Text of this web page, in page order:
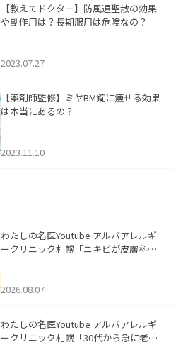
【教えてドクター】防風通聖散の効果
や副作用は？長期服用は危険なの？
2023.07.27
【薬剤師監修】ミヤBM錠に痩せる効果
は本当にあるの？
2023.11.10
わたしの名医Youtube アルバアレルギ
ークリニック札幌「ニキビが皮膚科で
ました。
2026.08.07
わたしの名医Youtube アルバアレルギ
ークリニック札幌「30代から急に老け